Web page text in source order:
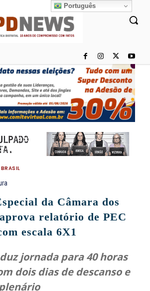
da Câmara dos
relatório de PEC
escala 6X1
jornada para 40 horas
dois dias de descanso e
Português